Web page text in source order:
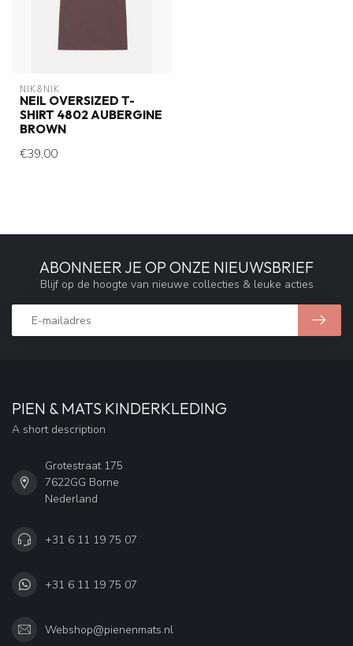
NIK&NIK
NEIL OVERSIZED T-
SHIRT 4802 AUBERGINE
BROWN
€39,00
ABONNEER JE OP ONZE NIEUWSBRIEF
Blijf op de hoogte van nieuwe collecties & leuke acties
PIEN & MATS KINDERKLEDING
A short description
Grotestraat 175
7622GG Borne
Nederland
+31 6 11 19 75 07
+31 6 11 19 75 07
Webshop@pienenmats.nl